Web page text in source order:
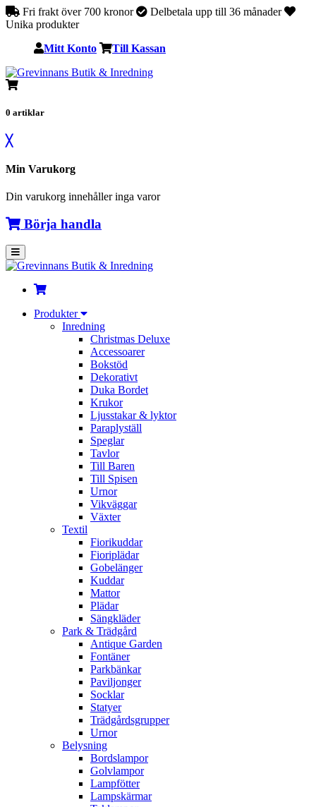
Fri frakt över 700 kronor
Delbetala upp till 36 månader
Unika produkter
Mitt Konto Till Kassan
0 artiklar
╳
Min Varukorg
Din varukorg innehåller inga varor
Börja handla
Produkter
Inredning
Christmas Deluxe
Accessoarer
Bokstöd
Dekorativt
Duka Bordet
Krukor
Ljusstakar & lyktor
Paraplyställ
Speglar
Tavlor
Till Baren
Till Spisen
Urnor
Vikväggar
Växter
Textil
Fiorikuddar
Fioriplädar
Gobelänger
Kuddar
Mattor
Plädar
Sängkläder
Park & Trädgård
Antique Garden
Fontäner
Parkbänkar
Paviljonger
Socklar
Statyer
Trädgårdsgrupper
Urnor
Belysning
Bordslampor
Golvlampor
Lampfötter
Lampskärmar